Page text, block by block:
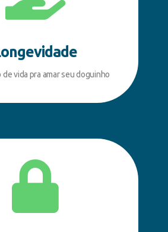
de vida pra amar seu doguinho